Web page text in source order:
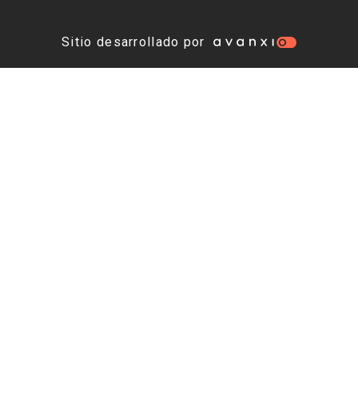
Sitio desarrollado por